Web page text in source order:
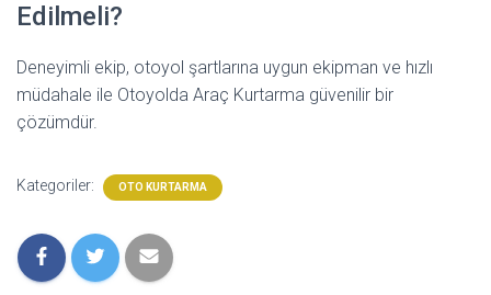
Edilmeli?
Deneyimli ekip, otoyol şartlarına uygun ekipman ve hızlı
müdahale ile Otoyolda Araç Kurtarma güvenilir bir
çözümdür.
Kategoriler: OTO KURTARMA